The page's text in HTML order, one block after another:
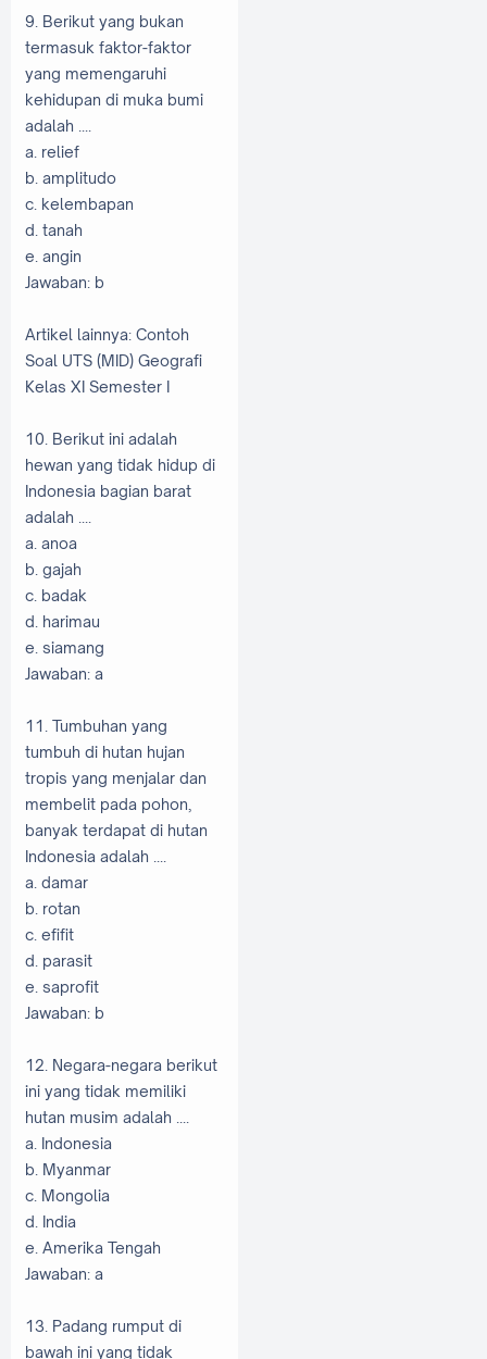
9. Berikut yang bukan
termasuk faktor-faktor
yang memengaruhi
kehidupan di muka bumi
adalah ....
a. relief
b. amplitudo
c. kelembapan
d. tanah
e. angin
Jawaban: b
Artikel lainnya: Contoh
Soal UTS (MID) Geografi
Kelas XI Semester I
10. Berikut ini adalah
hewan yang tidak hidup di
Indonesia bagian barat
adalah ....
a. anoa
b. gajah
c. badak
d. harimau
e. siamang
Jawaban: a
11. Tumbuhan yang
tumbuh di hutan hujan
tropis yang menjalar dan
membelit pada pohon,
banyak terdapat di hutan
Indonesia adalah ....
a. damar
b. rotan
c. efifit
d. parasit
e. saprofit
Jawaban: b
12. Negara-negara berikut
ini yang tidak memiliki
hutan musim adalah ....
a. Indonesia
b. Myanmar
c. Mongolia
d. India
e. Amerika Tengah
Jawaban: a
13. Padang rumput di
bawah ini yang tidak